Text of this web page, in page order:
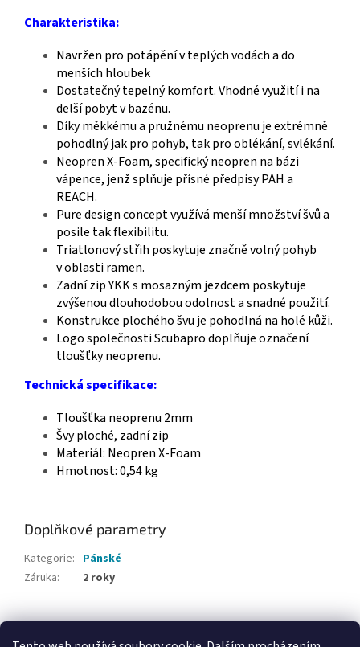
Charakteristika:
Navržen pro potápění v teplých vodách a do
menších hloubek
Dostatečný tepelný komfort. Vhodné využití i na
delší pobyt v bazénu.
Díky měkkému a pružnému neoprenu je extrémně
pohodlný jak pro pohyb, tak pro oblékání, svlékání.
Neopren X-Foam, specifický neopren na bázi
vápence, jenž splňuje přísné předpisy PAH a
REACH.
Pure design concept využívá menší množství švů a
posile tak flexibilitu.
Triatlonový střih poskytuje značně volný pohyb
v oblasti ramen.
Zadní zip YKK s mosazným jezdcem poskytuje
zvýšenou dlouhodobou odolnost a snadné použití.
Konstrukce plochého švu je pohodlná na holé kůži.
Logo společnosti Scubapro doplňuje označení
tloušťky neoprenu.
Technická specifikace:
Tloušťka neoprenu 2mm
Švy ploché, zadní zip
Materiál: Neopren X-Foam
Hmotnost:0,54 kg
Doplňkové parametry
Kategorie: Pánské
Záruka: 2 roky
Z